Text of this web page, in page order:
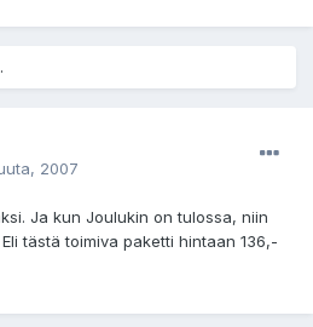
2007
Ja kun Joulukin on tulossa, niin
tästä toimiva paketti hintaan 136,-